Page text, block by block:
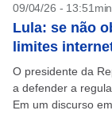
09/04/26 - 13:51min
Lula: se não
limites
O presidente da
a defender a
Em um discurso